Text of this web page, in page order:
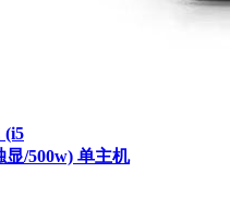
(i5
显/500w) 单主机